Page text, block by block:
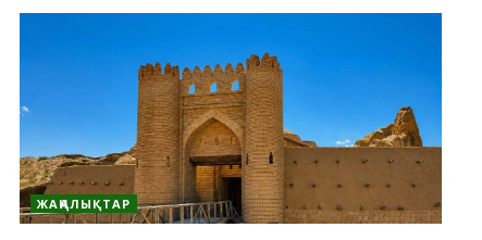
ЖАҢАЛЫҚТАР